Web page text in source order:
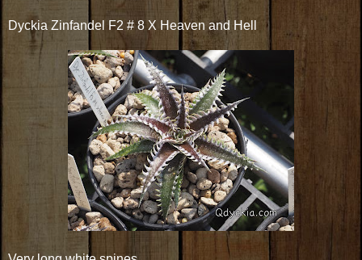
Dyckia Zinfandel F2 # 8 X Heaven and Hell